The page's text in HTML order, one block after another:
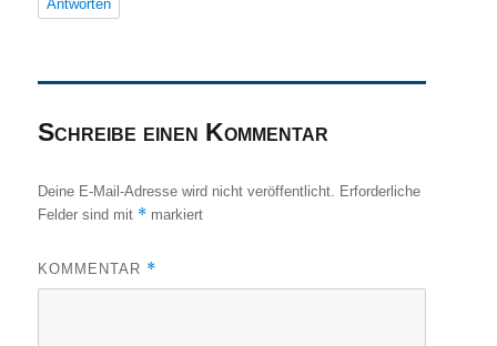
Antworten
Schreibe einen Kommentar
Deine E-Mail-Adresse wird nicht veröffentlicht. Erforderliche
Felder sind mit * markiert
KOMMENTAR *